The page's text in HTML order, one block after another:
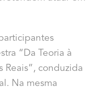
“Da Teoria à
Reais”, conduzida
Na mesma